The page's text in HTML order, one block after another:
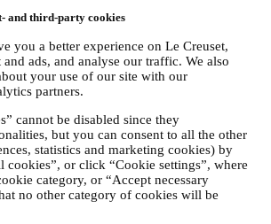
and third-party cookies
you a better experience on Le Creuset,
ads, and analyse our traffic. We also
your use of our site with our
partners.
cannot be disabled since they
but you can consent to all the other
statistics and marketing cookies) by
cookies”, or click “Cookie settings”, where
category, or “Accept necessary
no other category of cookies will be
uit te oefenen, kunt u ons mailen op
om ons te laten weten waar wij u mee van
wij zullen tijdig reageren.
van Le Creuset
ertoe uw persoonsgegevens en uw privacy
verklaring wordt uitgelegd hoe wij uw
en verwerken in overeenstemming
inzake gegevensbescherming (met inbegrip
Verordening Gegevensbescherming
gegevensbescherming die van
gebied of locatie (de
SOORT GEGEVENS VERZAMELEN WIJ